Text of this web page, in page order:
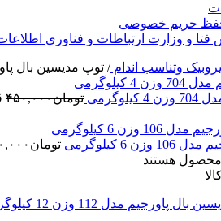
حریم خصوصی
فتا و وزارت ارتباطات و فناوری
وتناسب اندام/ توپ مدیسین بال پاورجیم مدل
تومان۴۵۰,۰۰۰
6 کیلوگرمی تومان
محصول هستند